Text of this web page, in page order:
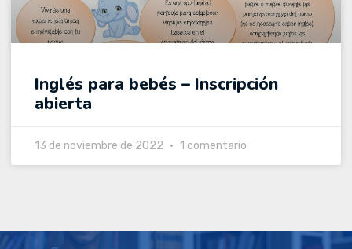
Inglés para bebés – Inscripción
abierta
13 de noviembre de 2022 1 comentario